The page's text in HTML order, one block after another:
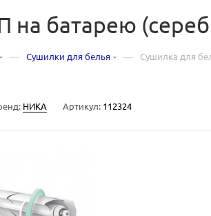
на батарею
— Сушилки для белья — Сушилка для
НИКА Артикул: 112324